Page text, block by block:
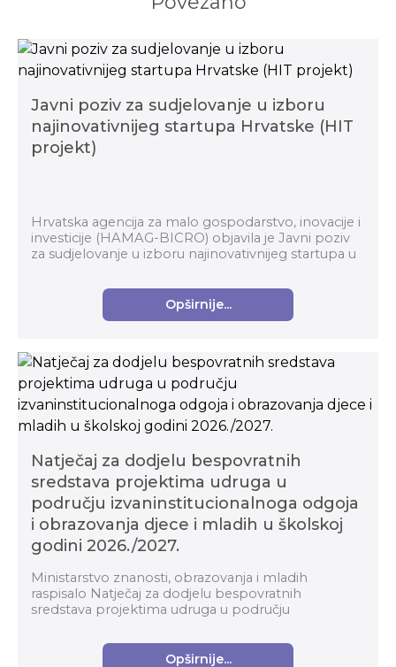
Javni poziv za sudjelovanje u izboru
najinovativnijeg startupa Hrvatske (HIT
projekt)
Hrvatska agencija za malo gospodarstvo, inovacije i
investicije (HAMAG-BICRO) objavila je Javni poziv
za sudjelovanje u izboru najinovativnijeg startupa u
Opširnije...
Natječaj za dodjelu bespovratnih
sredstava projektima udruga u
području izvaninstitucionalnoga odgoja
i obrazovanja djece i mladih u školskoj
godini 2026./2027.
Ministarstvo znanosti, obrazovanja i mladih
raspisalo Natječaj za dodjelu bespovratnih
sredstava projektima udruga u području
mladih u školskoj g...
Opširnije...